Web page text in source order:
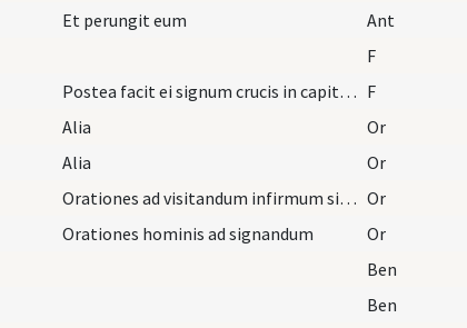
Et perungit eum Ant
F
Postea facit ei signum crucis in capite de oleo b… F
Alia Or
Alia Or
Orationes ad visitandum infirmum sive unguendum o… Or
Orationes hominis ad signandum Or
Ben
Ben